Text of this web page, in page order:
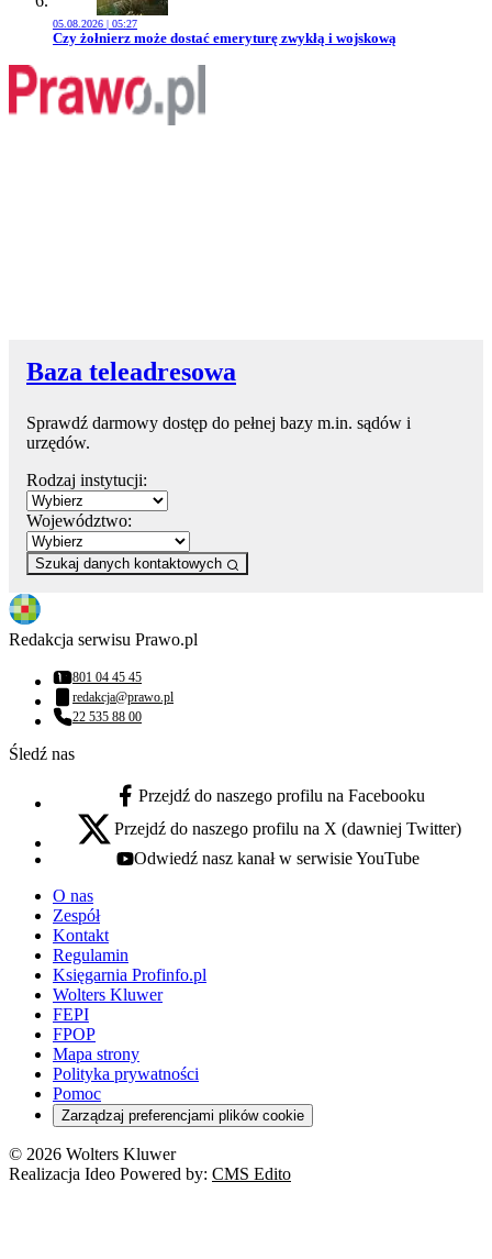
05.08.2026 | 05:27
Przejdź do artykułu:
Czy żołnierz może dostać emeryturę zwykłą i wojskową
Baza teleadresowa
Sprawdź darmowy dostęp do pełnej bazy m.in. sądów i
urzędów.
Rodzaj instytucji:
Województwo:
Szukaj danych kontaktowych
Redakcja serwisu Prawo.pl
Numer telefonu:
801 04 45 45
Adres email:
redakcja@prawo.pl
Numer telefonu:
22 535 88 00
Śledź nas
facebook - otwiera się w nowej karcie
Przejdź do naszego profilu na Facebooku
x - otwiera się w nowej karcie
Przejdź do naszego profilu na X (dawniej Twitter)
youtube - otwiera się w nowej karcie
Odwiedź nasz kanał w serwisie YouTube
O nas
Zespół
Kontakt
Regulamin
Księgarnia Profinfo.pl
Wolters Kluwer
FEPI
FPOP
Mapa strony
Polityka prywatności
Pomoc
Zarządzaj preferencjami plików cookie
© 2026 Wolters Kluwer
Realizacja Ideo Powered by: CMS Edito